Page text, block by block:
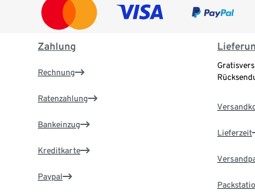
Zahlung
Rechnung
Ratenzahlung
Bankeinzug
Kreditkarte
Paypal
Lieferzeit